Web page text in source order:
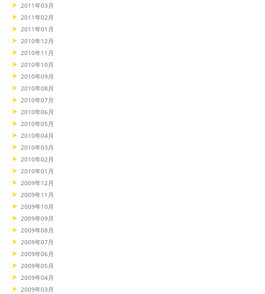
2011年03月
2011年02月
2011年01月
2010年12月
2010年11月
2010年10月
2010年09月
2010年08月
2010年07月
2010年06月
2010年05月
2010年04月
2010年03月
2010年02月
2010年01月
2009年12月
2009年11月
2009年10月
2009年09月
2009年08月
2009年07月
2009年06月
2009年05月
2009年04月
2009年03月